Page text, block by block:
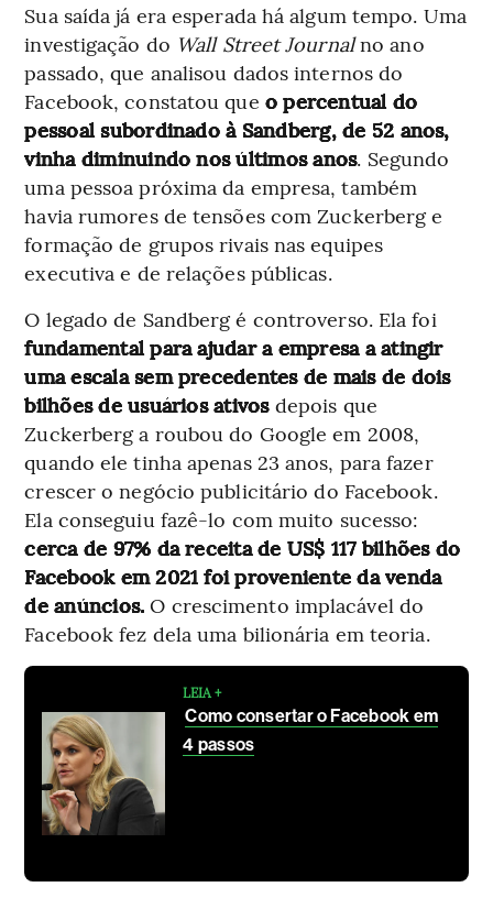
Sua saída já era esperada há algum tempo. Uma
investigação do Wall Street Journalno ano
passado, que analisou dados internos do
Facebook, constatou que o percentual do
pessoal subordinado à Sandberg, de 52 anos,
vinha diminuindo nos últimos anos. Segundo
uma pessoa próxima da empresa, também
havia rumores de tensões com Zuckerberg e
formação de grupos rivais nas equipes
executiva e de relações públicas.
O legado de Sandberg é controverso. Ela foi
fundamental para ajudar a empresa a atingir
uma escala sem precedentes de mais de dois
bilhões de usuários ativos depois que
Zuckerberg a roubou do Google em 2008,
quando ele tinha apenas 23 anos, para fazer
crescer o negócio publicitário do Facebook.
Ela conseguiu fazê-lo com muito sucesso:
cerca de 97% da receita de US$ 117 bilhões do
Facebook em 2021 foi proveniente da venda
de anúncios. O crescimento implacável do
Facebook fez dela uma bilionária em teoria.
LEIA +
Como consertar o Facebook em
4 passos